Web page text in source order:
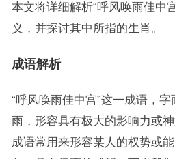
本文将详细解析“呼风唤雨佳中
义，并探讨其中所指的生肖。
成语解析
“呼风唤雨佳中宫”这一成语，
雨，形容具有极大的影响力或
成语常用来形容某人的权势或